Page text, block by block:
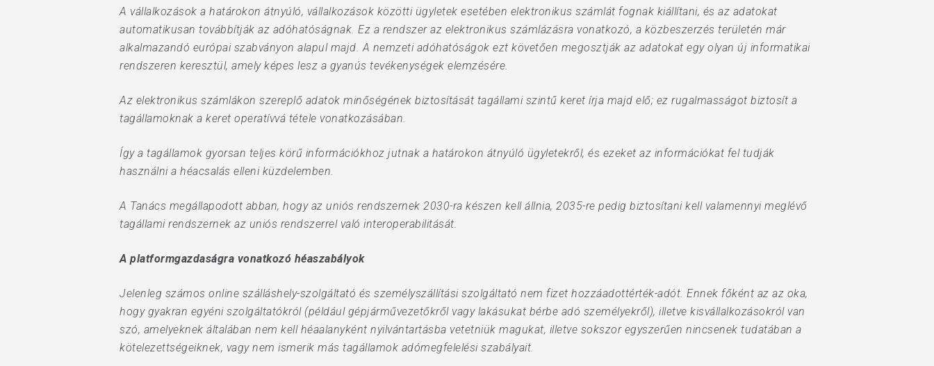
A vállalkozások a határokon átnyúló, vállalkozások közötti ügyletek esetében elektronikus számlát fognak kiállítani, és az adatokat
automatikusan továbbítják az adóhatóságnak. Ez a rendszer az elektronikus számlázásra vonatkozó, a közbeszerzés területén már
alkalmazandó európai szabványon alapul majd. A nemzeti adóhatóságok ezt követően megosztják az adatokat egy olyan új informatikai
rendszeren keresztül, amely képes lesz a gyanús tevékenységek elemzésére.
Az elektronikus számlákon szereplő adatok minőségének biztosítását tagállami szintű keret írja majd elő; ez rugalmasságot biztosít a
tagállamoknak a keret operatívvá tétele vonatkozásában.
Így a tagállamok gyorsan teljes körű információkhoz jutnak a határokon átnyúló ügyletekről, és ezeket az információkat fel tudják
használni a héacsalás elleni küzdelemben.
A Tanács megállapodott abban, hogy az uniós rendszernek 2030-ra készen kell állnia, 2035-re pedig biztosítani kell valamennyi meglévő
tagállami rendszernek az uniós rendszerrel való interoperabilitását.
A platformgazdaságra vonatkozó héaszabályok
Jelenleg számos online szálláshely-szolgáltató és személyszállítási szolgáltató nem fizet hozzáadottérték-adót. Ennek főként az az oka,
hogy gyakran egyéni szolgáltatókról (például gépjárművezetőkről vagy lakásukat bérbe adó személyekről), illetve kisvállalkozásokról van
szó, amelyeknek általában nem kell héaalanyként nyilvántartásba vetetniük magukat, illetve sokszor egyszerűen nincsenek tudatában a
kötelezettségeiknek, vagy nem ismerik más tagállamok adómegfelelési szabályait.